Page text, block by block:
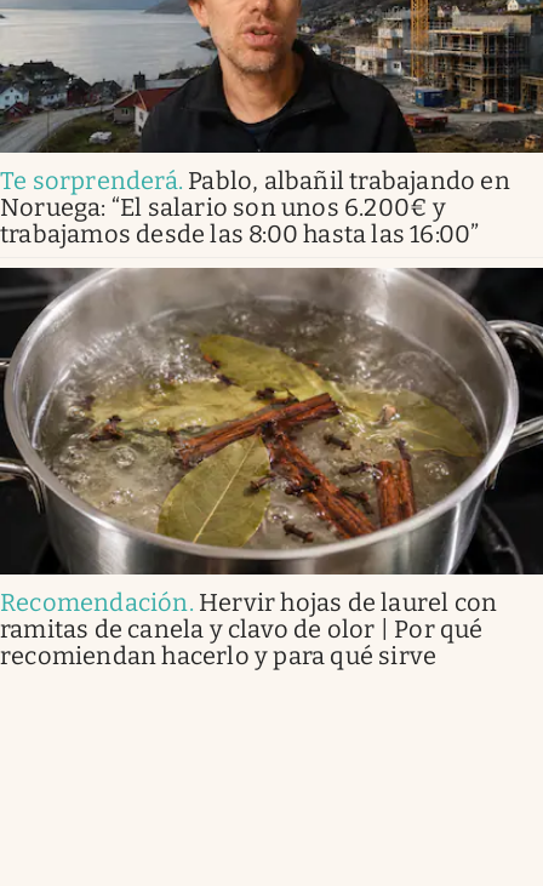
Te sorprenderá. Pablo, albañil trabajando en
Noruega: “El salario son unos 6.200€ y
trabajamos desde las 8:00 hasta las 16:00”
Recomendación. Hervir hojas de laurel con
ramitas de canela y clavo de olor | Por qué
recomiendan hacerlo y para qué sirve